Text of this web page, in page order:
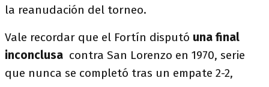
la reanudación del torneo.
Vale recordar que el Fortín disputó una final
inconclusa contra San Lorenzo en 1970, serie
que nunca se completó tras un empate 2-2,